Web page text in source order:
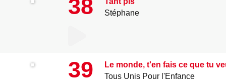
38
Stéphane
39
Le monde, t'en fais ce que tu
Tous Unis Pour l'Enfance